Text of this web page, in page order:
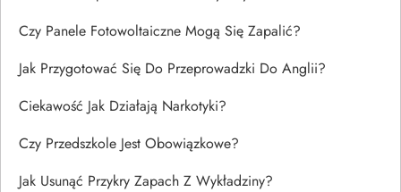
Czy Panele Fotowoltaiczne Mogą Się Zapalić?
Jak Przygotować Się Do Przeprowadzki Do Anglii?
Ciekawość Jak Działają Narkotyki?
Czy Przedszkole Jest Obowiązkowe?
Jak Usunąć Przykry Zapach Z Wykładziny?